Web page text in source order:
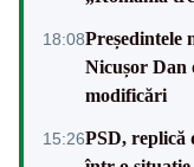
18:08Președintele
Nicușor Dan
modificări
15:26PSD, replică